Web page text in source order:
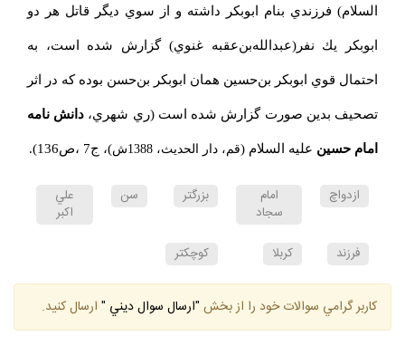
السلام) فرزندي بنام ابوبكر داشته و از سوي ديگر قاتل هر دو
ابوبكر يك نفر(عبدالله‌بن‌عقبه غنوي) گزارش شده است، به
احتمال قوي ابوبكر بن‌حسين همان ابوبكر بن‌حسن بوده كه در اثر
تصحيف بدين صورت گزارش شده است (ري شهري،‌ دانش نامه
امام حسين عليه السلام (قم، دار الحديث، 1388ش )، ج7 ،‌ص136).
ازدواچ
امام
سجاد
بزرگتر سن
علي
اكبر
فرزند كربلا كوچكتر
كاربر گرامي سوالات خود را از بخش "ارسال سوال ديني " ارسال كنيد.